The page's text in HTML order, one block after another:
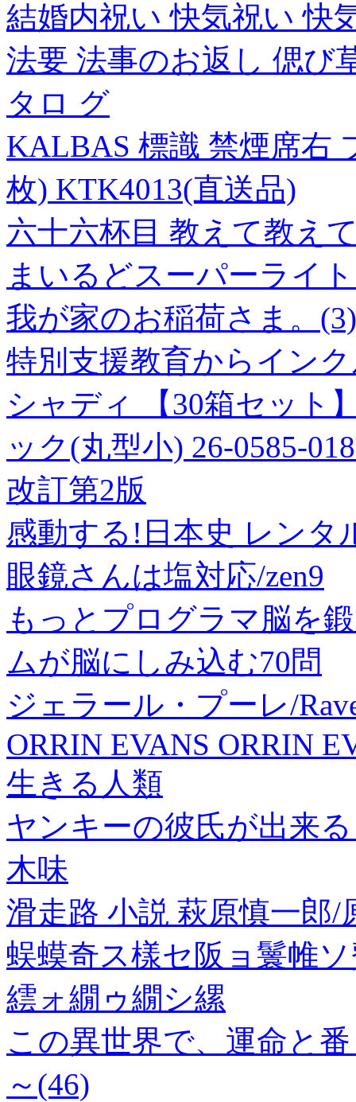
結婚内祝い 快気祝い 快
法要 法事のお返し 偲び
タロ グ
KALBAS 標識 禁煙席右
枚) KTK4013(直送品)
六十六杯目 教えて教え
まいるどスーパーライ
我が家のお稲荷さま。(3)
特別支援教育からイン
シャディ 【30箱セット
ック(丸型小) 26-0585-
改訂第2版
感動する!日本史 レンタ
眼鏡さんは塩対応/zen9
もっとプログラマ脳を
ムが脳にしみ込む70問
ジェラール・プーレ/
ORRIN EVANS ORRIN
生きる人類
ヤンキーの彼氏が出来
木味
滑走路 小説 萩原慎一郎/
蜈蟆奇ス樣セ阪ョ鬟帷
繧ォ繝ゥ繝シ縲
この異世界で、運命と
～(46)